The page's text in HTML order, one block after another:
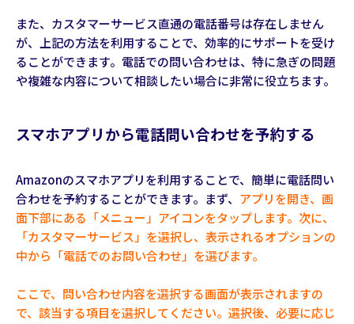
また、カスタマーサービス直通の電話番号は存在しません
が、上記の方法を利用することで、効率的にサポートを受け
ることができます。電話での問い合わせは、特に急ぎの問題
や複雑な内容について相談したい場合に非常に役立ちます。
スマホアプリから電話問い合わせを予約する
Amazonのスマホアプリを利用することで、簡単に電話問い
合わせを予約することができます。まず、 アプリを開き、画
面下部にある「メニュー」アイコンをタップします。次に、
「カスタマーサービス」を選択し、表示されるオプションの
中から「電話でのお問い合わせ」を選びます。
ここで、問い合わせ内容を選択する画面が表示されますの
で、該当する項目を選択してください。選択後、必要に応じ